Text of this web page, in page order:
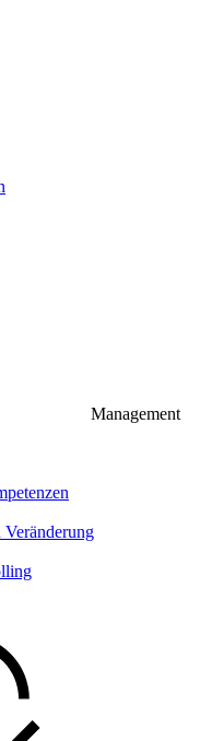
Management